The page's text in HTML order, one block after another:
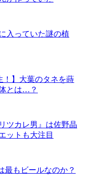
入っていた謎の植
！】大葉のタネを蒔
とは…？
ツカレ男』は佐野晶
ットも大注目
最もビールなのか？